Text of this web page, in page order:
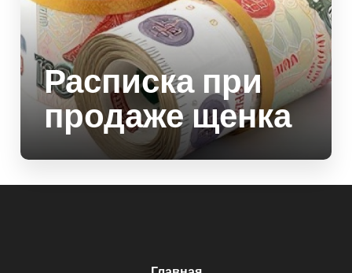
Расписка при
продаже щенка